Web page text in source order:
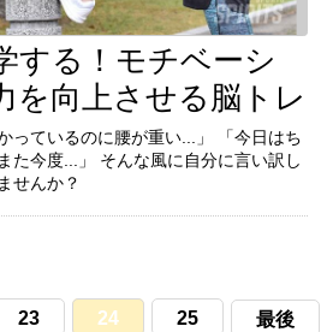
続きを見る
っているのに腰が重い...」 「今日はち
た今度...」 そんな風に自分に言い訳し
せんか？
する！モチベーシ
を向上させる脳トレ
っているのに腰が重い...」 「今日はち
風に自分に言い訳し
せんか？
23 24 25 最後